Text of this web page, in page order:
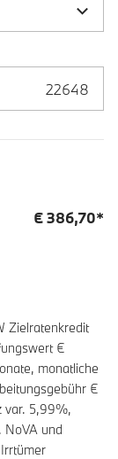
€386,70*
Zielratenkredit
€
monatliche
€
var. 5,99%,
NoVA und